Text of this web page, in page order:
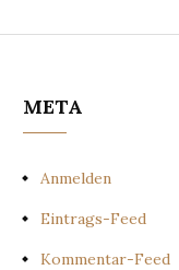
META
Anmelden
Eintrags-Feed
Kommentar-Feed